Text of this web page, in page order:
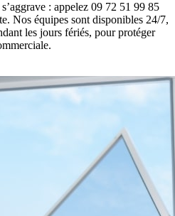
: appelez 09 72 51 99 85
Nos équipes sont disponibles 24/7,
les jours fériés, pour protéger